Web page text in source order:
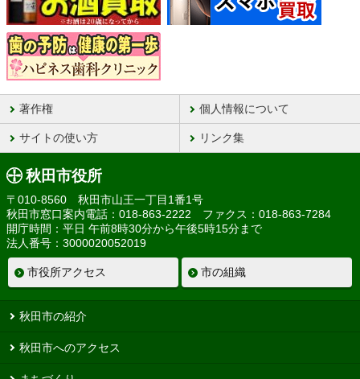
著作権 個人情報について
サイトの使い方 リンク集
秋田市役所
〒010-8560 秋田市山王一丁目1番1号
秋田市窓口案内電話：018-863-2222 ファクス：018-863-7284
開庁時間：平日 午前8時30分から午後5時15分まで
法人番号：3000020052019
市役所アクセス 市の組織
秋田市の紹介
秋田市へのアクセス